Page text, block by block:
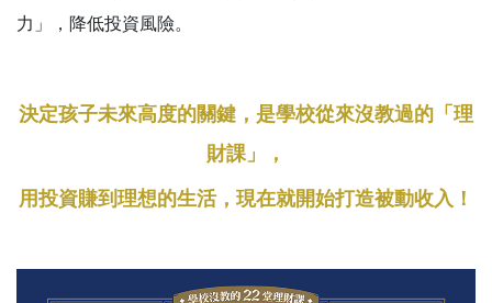
力」，降低投資風險。
決定孩子未來高度的關鍵，是學校從來沒教過的「理
財課」，
用投資賺到理想的生活，現在就開始打造被動收入！